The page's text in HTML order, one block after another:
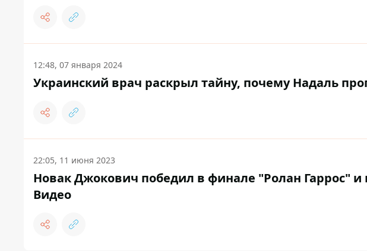
12:48, 07 января 2024
Украинский врач раскрыл тайну, почему Надаль
22:05, 11 июня 2023
Новак Джокович победил в финале "Ролан Гаррос" и
Видео